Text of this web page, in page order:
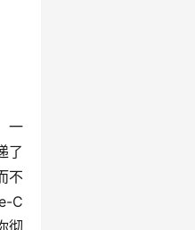
一
了
不
C